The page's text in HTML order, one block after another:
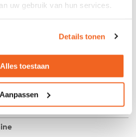
uw gebruik van hun services.
Details tonen
Alles toestaan
Aanpassen
poten kan men perfect zitten
Het 25mm dikke blad van de
door 4 poten met